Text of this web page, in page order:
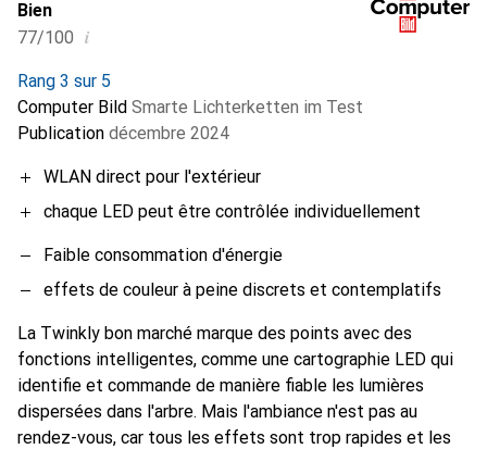
Bien
77/100 i
Rang 3 sur 5
Computer Bild Smarte Lichterketten im Test
Publication décembre 2024
WLAN direct pour l'extérieur
chaque LED peut être contrôlée individuellement
Faible consommation d'énergie
effets de couleur à peine discrets et contemplatifs
La Twinkly bon marché marque des points avec des
fonctions intelligentes, comme une cartographie LED qui
identifie et commande de manière fiable les lumières
dispersées dans l'arbre. Mais l'ambiance n'est pas au
rendez-vous, car tous les effets sont trop rapides et les